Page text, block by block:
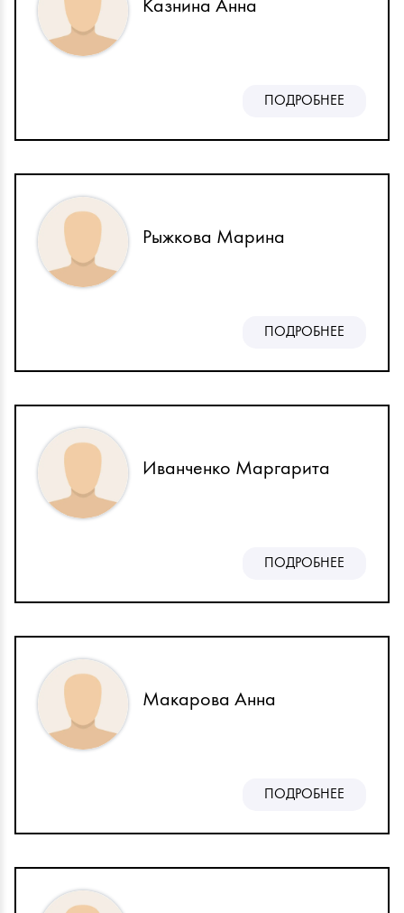
Казнина Анна
ПОДРОБНЕЕ
Рыжкова Марина
ПОДРОБНЕЕ
Иванченко Маргарита
ПОДРОБНЕЕ
Макарова Анна
ПОДРОБНЕЕ